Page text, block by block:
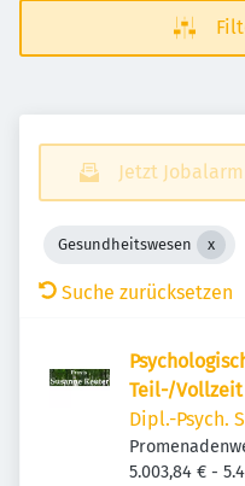
Jetzt
Gesundheitswesen
Suche zurücksetzen
Teil-/Vollzeit
Dipl.-Psych.
Deutschland
5.003,84 € -